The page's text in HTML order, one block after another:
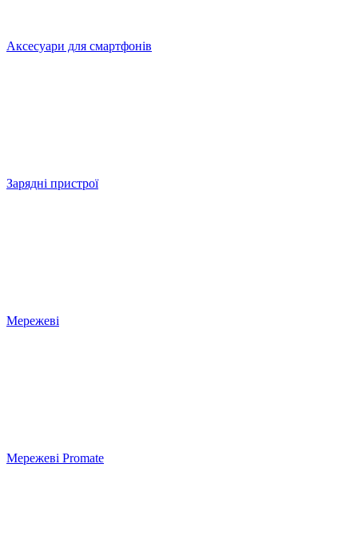
Аксесуари для смартфонів
Зарядні пристрої
Мережеві
Мережеві Promate